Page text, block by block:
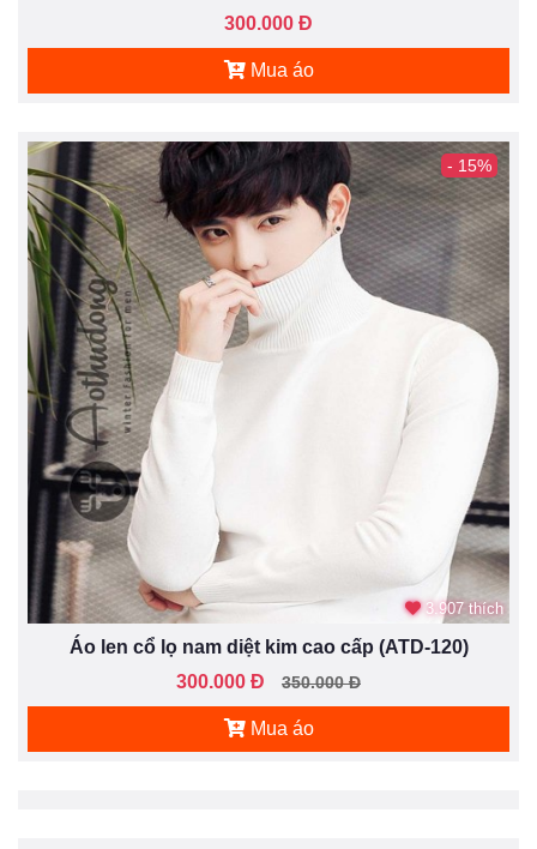
300.000 Đ
Mua áo
- 15%
3.907 thích
Áo len cổ lọ nam diệt kim cao cấp (ATD-120)
300.000 Đ
350.000 Đ
Mua áo